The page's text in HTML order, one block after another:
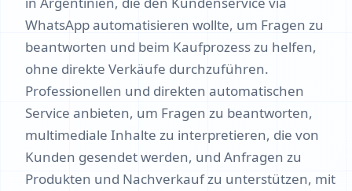
WhatsApp automatisieren wollte, um Fragen zu
beantworten und beim Kaufprozess zu helfen,
ohne direkte Verkäufe durchzuführen.
Professionellen und direkten automatischen
Service anbieten, um Fragen zu beantworten,
multimediale Inhalte zu interpretieren, die von
Kunden gesendet werden, und Anfragen zu
Produkten und Nachverkauf zu unterstützen, mit